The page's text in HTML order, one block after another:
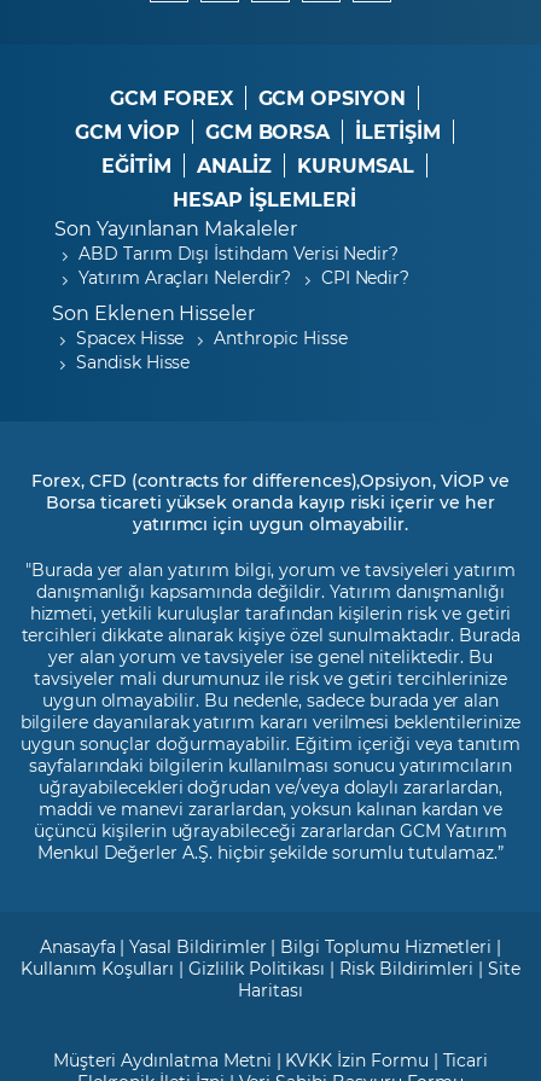
GCM FOREX
GCM OPSIYON
GCM VİOP
GCM BORSA
İLETİŞİM
EĞİTİM
ANALİZ
KURUMSAL
HESAP İŞLEMLERİ
Son Yayınlanan Makaleler
ABD Tarım Dışı İstihdam Verisi Nedir?
Yatırım Araçları Nelerdir?
CPI Nedir?
Son Eklenen Hisseler
Spacex Hisse
Anthropic Hisse
Sandisk Hisse
Forex, CFD (contracts for differences),Opsiyon, VİOP ve
Borsa ticareti yüksek oranda kayıp riski içerir ve her
yatırımcı için uygun olmayabilir.
"Burada yer alan yatırım bilgi, yorum ve tavsiyeleri yatırım
danışmanlığı kapsamında değildir. Yatırım danışmanlığı
hizmeti, yetkili kuruluşlar tarafından kişilerin risk ve getiri
tercihleri dikkate alınarak kişiye özel sunulmaktadır. Burada
yer alan yorum ve tavsiyeler ise genel niteliktedir. Bu
tavsiyeler mali durumunuz ile risk ve getiri tercihlerinize
uygun olmayabilir. Bu nedenle, sadece burada yer alan
bilgilere dayanılarak yatırım kararı verilmesi beklentilerinize
uygun sonuçlar doğurmayabilir. Eğitim içeriği veya tanıtım
sayfalarındaki bilgilerin kullanılması sonucu yatırımcıların
uğrayabilecekleri doğrudan ve/veya dolaylı zararlardan,
maddi ve manevi zararlardan, yoksun kalınan kardan ve
üçüncü kişilerin uğrayabileceği zararlardan GCM Yatırım
Menkul Değerler A.Ş. hiçbir şekilde sorumlu tutulamaz.”
Anasayfa |Yasal Bildirimler | Bilgi Toplumu Hizmetleri |
Kullanım Koşulları |Gizlilik Politikası | Risk Bildirimleri |Site
Haritası
Müşteri Aydınlatma Metni | KVKK İzin Formu | Ticari